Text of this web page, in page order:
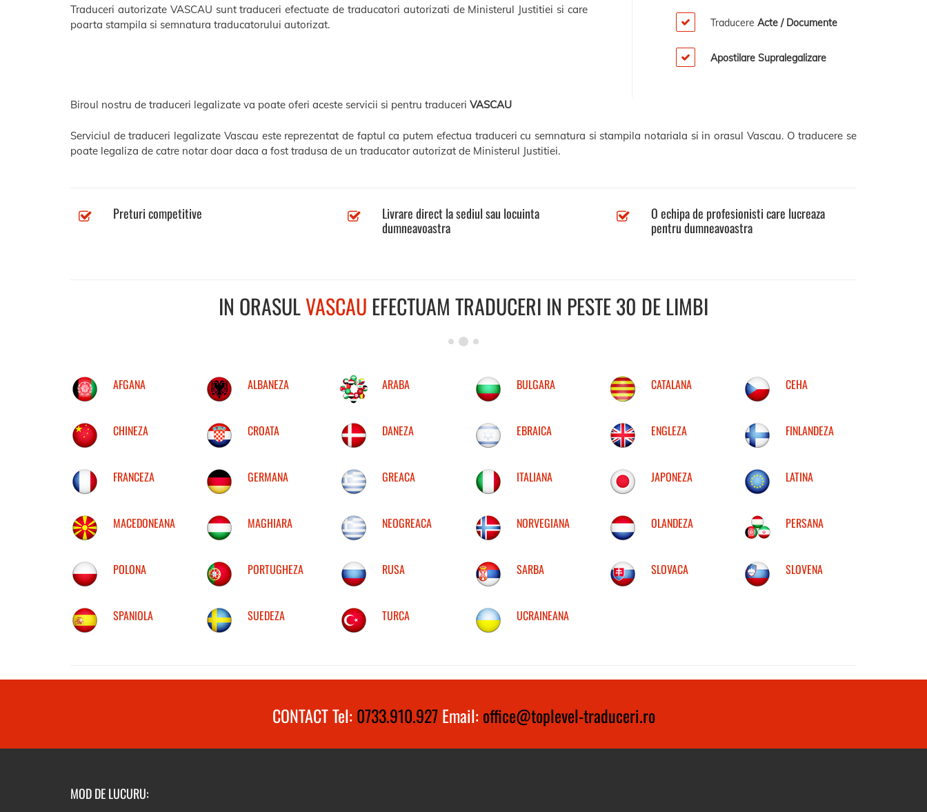
Traduceri autorizate VASCAU sunt traduceri efectuate de traducatori autorizati de Ministerul Justitiei si care
poarta stampila si semnatura traducatorului autorizat.
Traducere Acte / Documente
Apostilare Supralegalizare
Biroul nostru de traduceri legalizate va poate oferi aceste servicii si pentru traduceri VASCAU
Serviciul de traduceri legalizate Vascau este reprezentat de faptul ca putem efectua traduceri cu semnatura si stampila notariala si in orasul Vascau. O traducere se
poate legaliza de catre notar doar daca a fost tradusa de un traducator autorizat de Ministerul Justitiei.
Preturi competitive
Livrare direct la sediul sau locuinta
dumneavoastra
O echipa de profesionisti care lucreaza
pentru dumneavoastra
IN ORASULVASCAU EFECTUAM TRADUCERI IN PESTE 30 DE LIMBI
AFGANA ALBANEZA ARABA BULGARA CATALANA CEHA
CHINEZA CROATA DANEZA EBRAICA ENGLEZA FINLANDEZA
FRANCEZA GERMANA GREACA ITALIANA JAPONEZA LATINA
MACEDONEANA MAGHIARA NEOGREACA NORVEGIANA OLANDEZA PERSANA
POLONA PORTUGHEZA RUSA SARBA SLOVACA SLOVENA
SPANIOLA SUEDEZA TURCA UCRAINEANA
CONTACT Tel: 0733.910.927Email: office@toplevel-traduceri.ro
MOD DE LUCURU: